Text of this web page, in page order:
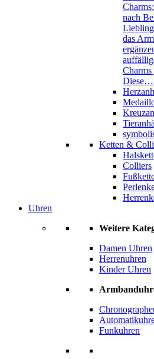
nach
das
Diese…
Ketten &
Colliers
Uhren
Weitere
Damen Uhren
Herrenuhren
Kinder Uhren
Funkuhren